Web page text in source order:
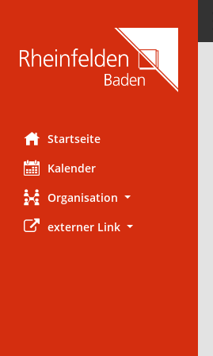
Startseite
Kalender
Organisation
externer Link